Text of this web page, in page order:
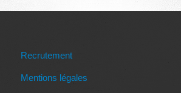
Recrutement
Mentions légales